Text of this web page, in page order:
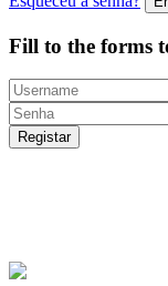
Fill to the forms